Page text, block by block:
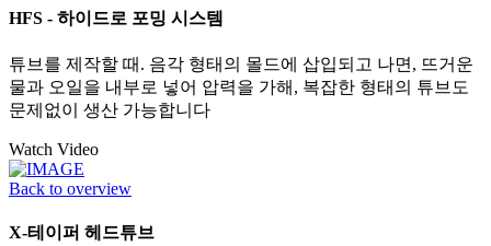
HFS - 하이드로 포밍 시스템
튜브를 제작할 때. 음각 형태의 몰드에 삽입되고 나면, 뜨거운
물과 오일을 내부로 넣어 압력을 가해, 복잡한 형태의 튜브도
문제없이 생산 가능합니다
Watch Video
Back to overview
X-테이퍼 헤드튜브